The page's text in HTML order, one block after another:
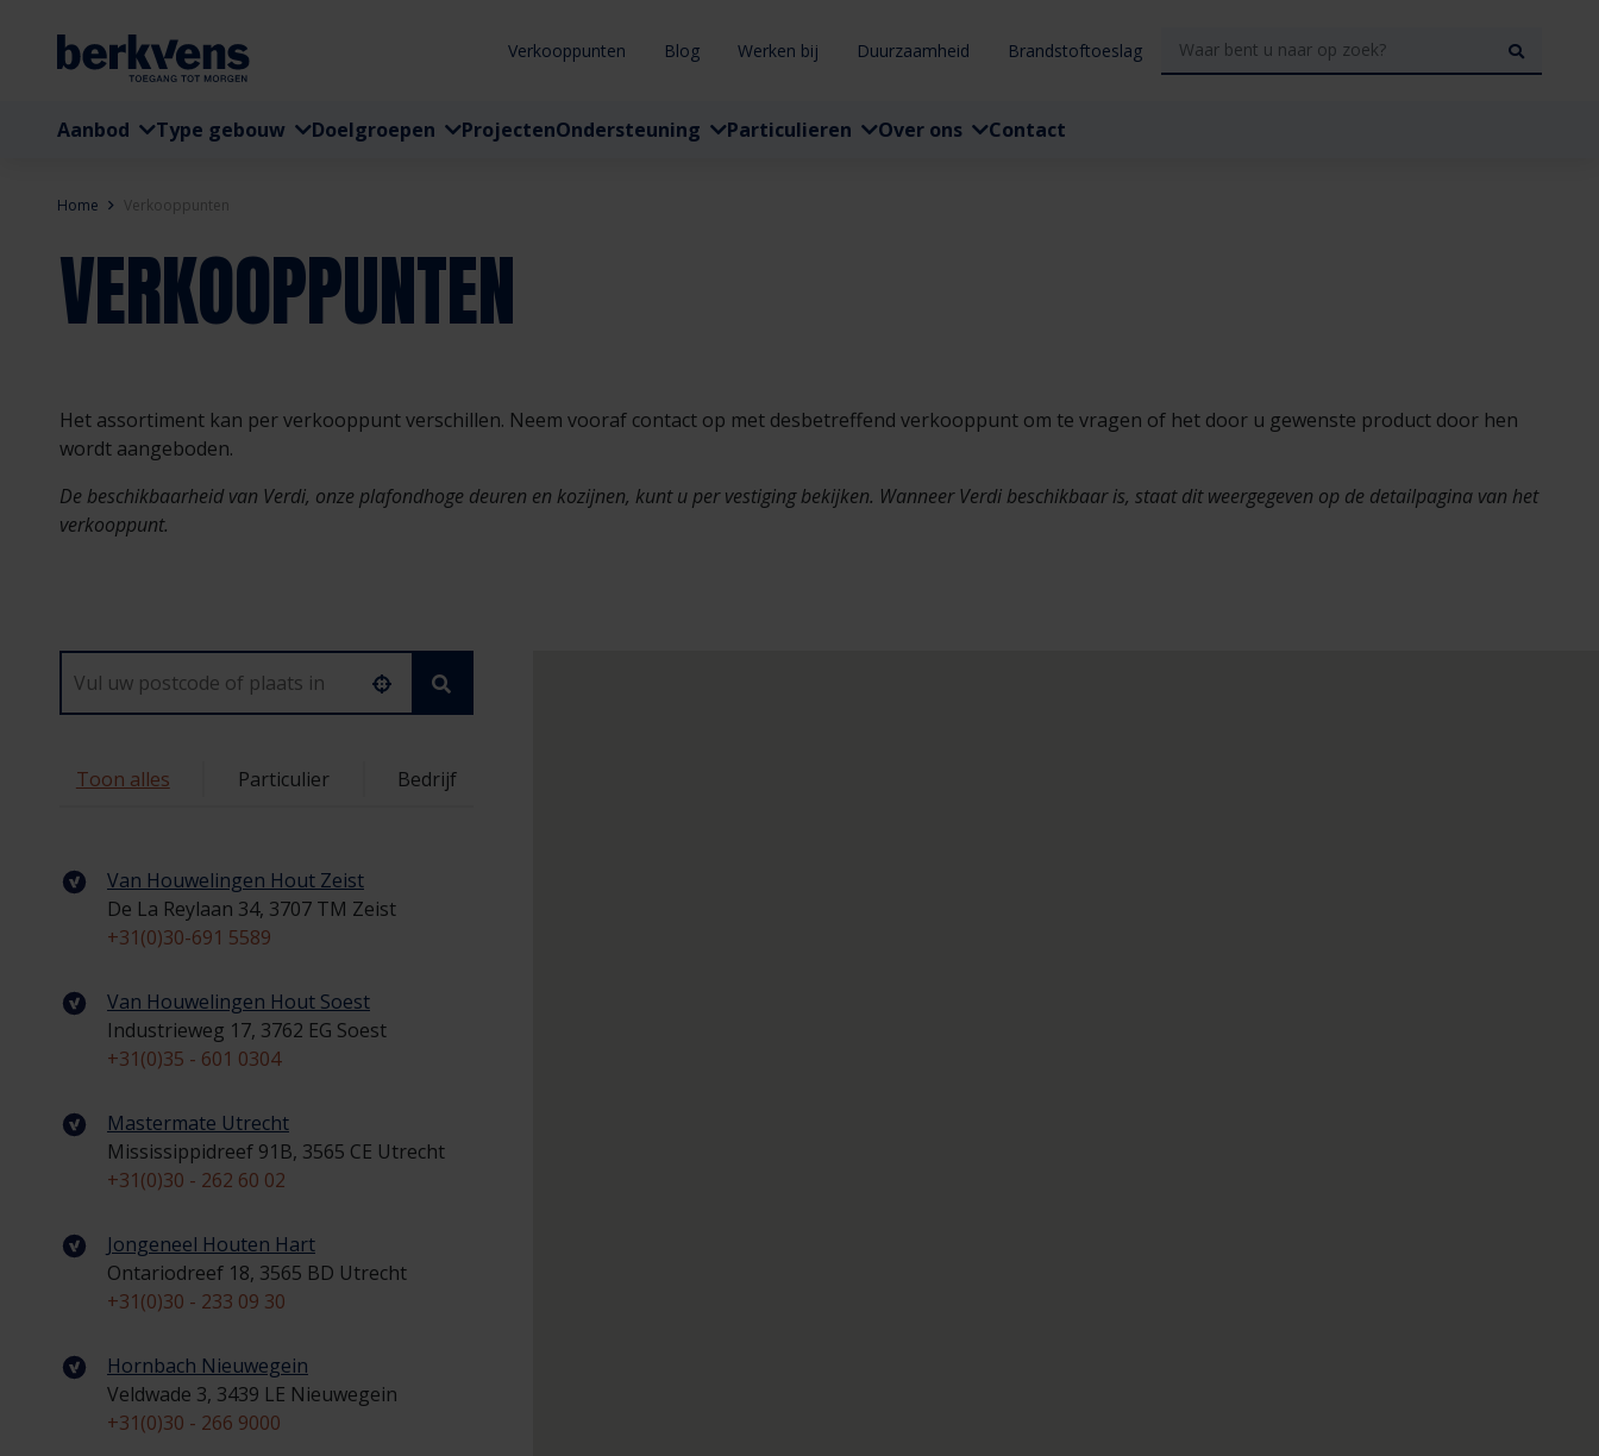
Verkooppunten Blog Werken bij Duurzaamheid Brandstoftoeslag
Aanbod Type gebouw Doelgroepen ProjectenOndersteuning Particulieren Over ons Contact
Home Verkooppunten
VERKOOPPUNTEN
Het assortiment kan per verkooppunt verschillen. Neem vooraf contact op met desbetreffend verkooppunt om te vragen of het door u gewenste product door hen
wordt aangeboden.
De beschikbaarheid van Verdi, onze plafondhoge deuren en kozijnen, kunt u per vestiging bekijken. Wanneer Verdi beschikbaar is, staat dit weergegeven op de detailpagina van het
verkooppunt.
Toon alles Particulier
Bedrijf
Van Houwelingen Hout Zeist
De La Reylaan 34, 3707 TM Zeist
+31(0)30-691 5589
Van Houwelingen Hout Soest
Industrieweg 17, 3762 EG Soest
+31(0)35 - 601 0304
Mastermate Utrecht
Mississippidreef 91B, 3565 CE Utrecht
+31(0)30 - 262 60 02
Jongeneel Houten Hart
Ontariodreef 18, 3565 BD Utrecht
+31(0)30 - 233 09 30
Hornbach Nieuwegein
Veldwade 3, 3439 LE Nieuwegein
+31(0)30 - 266 9000